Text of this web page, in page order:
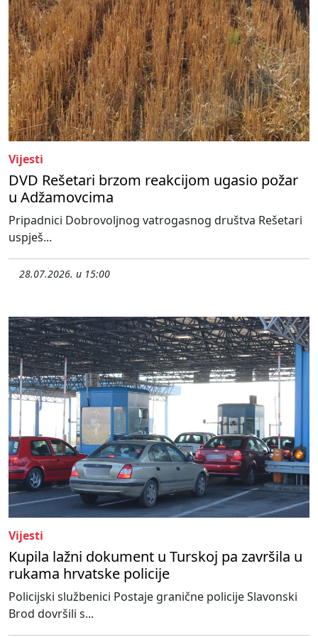
Vijesti
DVD Rešetari brzom reakcijom ugasio požar
u Adžamovcima
Pripadnici Dobrovoljnog vatrogasnog društva Rešetari
uspješ...
28.07.2026. u 15:00
Vijesti
Kupila lažni dokument u Turskoj pa završila u
rukama hrvatske policije
Policijski službenici Postaje granične policije Slavonski
Brod dovršili s...